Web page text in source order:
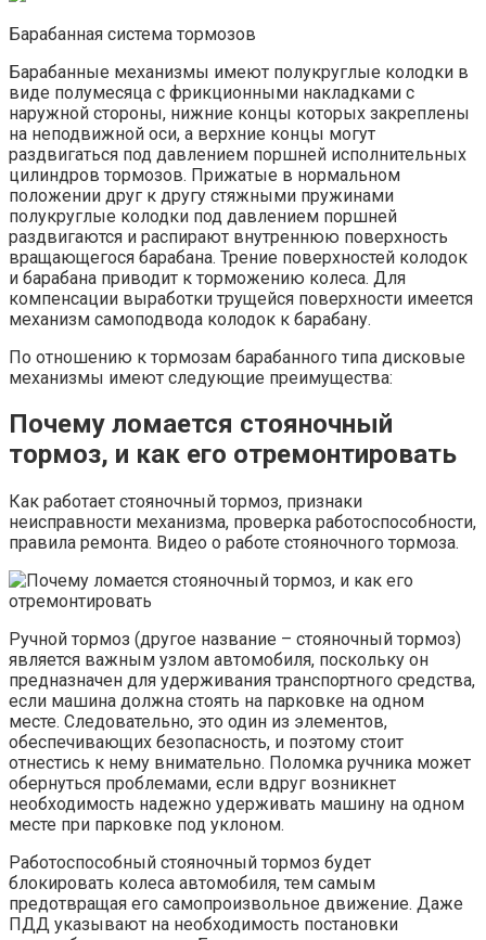
Барабанная система тормозов
Барабанные механизмы имеют полукруглые колодки в
виде полумесяца с фрикционными накладками с
наружной стороны, нижние концы которых закреплены
на неподвижной оси, а верхние концы могут
раздвигаться под давлением поршней исполнительных
цилиндров тормозов. Прижатые в нормальном
положении друг к другу стяжными пружинами
полукруглые колодки под давлением поршней
раздвигаются и распирают внутреннюю поверхность
вращающегося барабана. Трение поверхностей колодок
и барабана приводит к торможению колеса. Для
компенсации выработки трущейся поверхности имеется
механизм самоподвода колодок к барабану.
По отношению к тормозам барабанного типа дисковые
механизмы имеют следующие преимущества:
Почему ломается стояночный
тормоз, и как его отремонтировать
Как работает стояночный тормоз, признаки
неисправности механизма, проверка работоспособности,
правила ремонта. Видео о работе стояночного тормоза.
Ручной тормоз (другое название – стояночный тормоз)
является важным узлом автомобиля, поскольку он
предназначен для удерживания транспортного средства,
если машина должна стоять на парковке на одном
месте. Следовательно, это один из элементов,
обеспечивающих безопасность, и поэтому стоит
отнестись к нему внимательно. Поломка ручника может
обернуться проблемами, если вдруг возникнет
необходимость надежно удерживать машину на одном
месте при парковке под уклоном.
Работоспособный стояночный тормоз будет
блокировать колеса автомобиля, тем самым
предотвращая его самопроизвольное движение. Даже
ПДД указывают на необходимость постановки